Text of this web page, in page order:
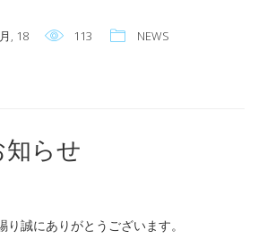
, 18 113
NEWS
知らせ
誠にありがとうございます。